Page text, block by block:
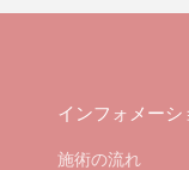
インフォメーシ
施術の流れ